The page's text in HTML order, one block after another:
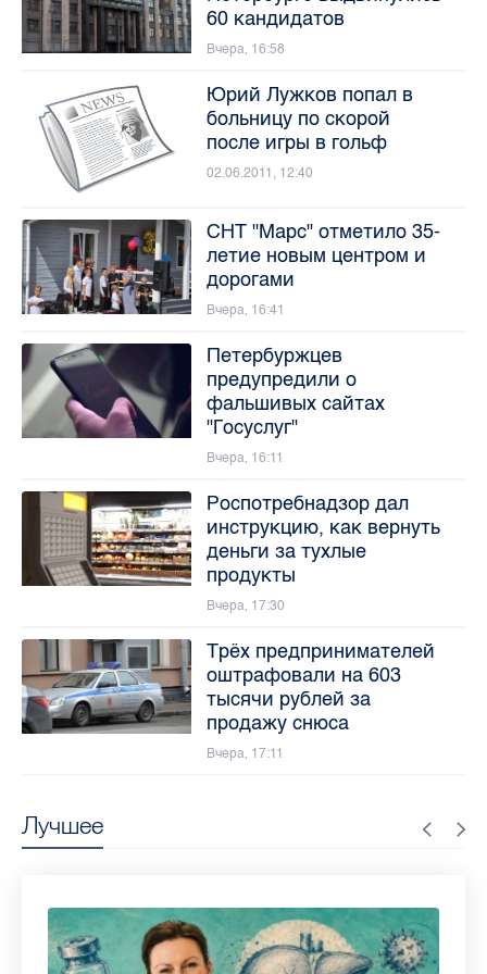
Лучшее
60 кандидатов
Вчера, 16:58
Юрий Лужков попал в
больницу по скорой
после игры в гольф
02.06.2011, 12:40
СНТ "Марс" отметило 35-
летие новым центром и
дорогами
Вчера, 16:41
Петербуржцев
предупредили о
фальшивых сайтах
"Госуслуг"
Вчера, 16:11
Роспотребнадзор дал
инструкцию, как вернуть
деньги за тухлые
продукты
Вчера, 17:30
Трёх предпринимателей
оштрафовали на 603
тысячи рублей за
продажу снюса
Вчера, 17:11